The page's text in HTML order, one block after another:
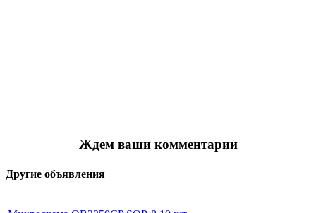
Ждем ваши комментарии
Другие объявления